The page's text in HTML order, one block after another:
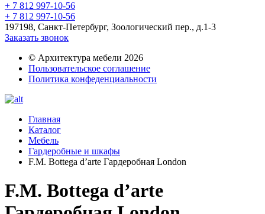
+ 7 812 997-10-56
+ 7 812 997-10-56
197198, Санкт-Петербург, Зоологический пер., д.1-3
Заказать звонок
© Архитектура мебели 2026
Пользовательское соглашение
Политика конфеденциальности
Главная
Каталог
Мебель
Гардеробные и шкафы
F.M. Bottega d’arte Гардеробная London
F.M. Bottega d’arte